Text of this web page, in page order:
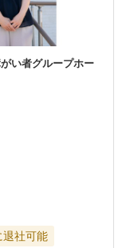
い者グループホー
退社可能